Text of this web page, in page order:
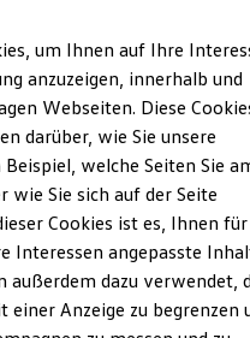
Modelle
Geschlossen
um Ihnen auf Ihre
anzuzeigen, innerhalb und
Webseiten. Diese
darüber, wie Sie unsere
welche Seiten Sie
wie Sie sich auf der Seite
Cookies ist es, Ihnen für
Interessen angepasste
außerdem dazu verwendet,
einer Anzeige zu begrenzen